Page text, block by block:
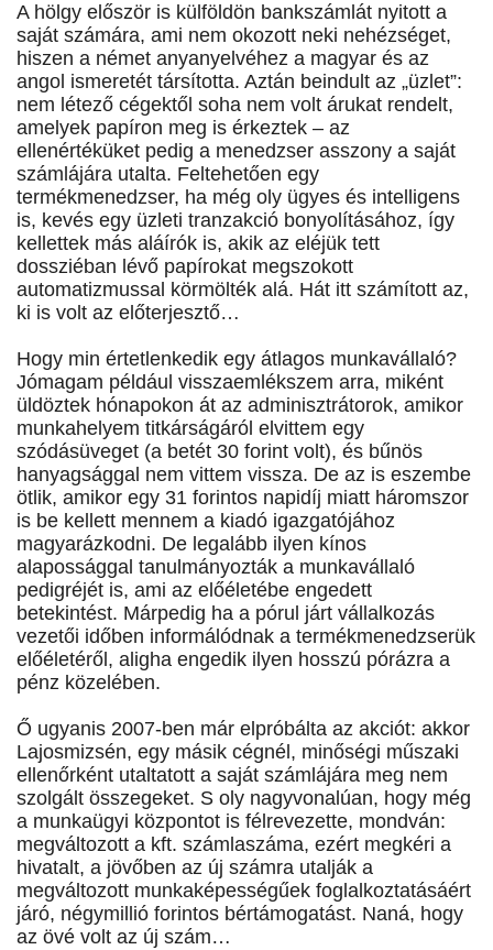
A hölgy először is külföldön bankszámlát nyitott a
saját számára, ami nem okozott neki nehézséget,
hiszen a német anyanyelvéhez a magyar és az
angol ismeretét társította. Aztán beindult az „üzlet”:
nem létező cégektől soha nem volt árukat rendelt,
amelyek papíron meg is érkeztek – az
ellenértéküket pedig a menedzser asszony a saját
számlájára utalta. Feltehetően egy
termékmenedzser, ha még oly ügyes és intelligens
is, kevés egy üzleti tranzakció bonyolításához, így
kellettek más aláírók is, akik az eléjük tett
dossziéban lévő papírokat megszokott
automatizmussal körmölték alá. Hát itt számított az,
ki is volt az előterjesztő…
Hogy min értetlenkedik egy átlagos munkavállaló?
Jómagam például visszaemlékszem arra, miként
üldöztek hónapokon át az adminisztrátorok, amikor
munkahelyem titkárságáról elvittem egy
szódásüveget (a betét 30 forint volt), és bűnös
hanyagsággal nem vittem vissza. De az is eszembe
ötlik, amikor egy 31 forintos napidíj miatt háromszor
is be kellett mennem a kiadó igazgatójához
magyarázkodni. De legalább ilyen kínos
alapossággal tanulmányozták a munkavállaló
pedigréjét is, ami az előéletébe engedett
betekintést. Márpedig ha a pórul járt vállalkozás
vezetői időben informálódnak a termékmenedzserük
előéletéről, aligha engedik ilyen hosszú pórázra a
pénz közelében.
Ő ugyanis 2007-ben már elpróbálta az akciót: akkor
Lajosmizsén, egy másik cégnél, minőségi műszaki
ellenőrként utaltatott a saját számlájára meg nem
szolgált összegeket. S oly nagyvonalúan, hogy még
a munkaügyi központot is félrevezette, mondván:
megváltozott a kft. számlaszáma, ezért megkéri a
hivatalt, a jövőben az új számra utalják a
megváltozott munkaképességűek foglalkoztatásáért
járó, négymillió forintos bértámogatást. Naná, hogy
az övé volt az új szám…